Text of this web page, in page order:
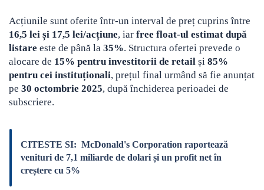
Acțiunile sunt oferite într-un interval de preț cuprins între
16,5 lei și 17,5 lei/acțiune, iar free float-ul estimat după
listare este de până la 35%. Structura ofertei prevede o
alocare de 15% pentru investitorii de retail și 85%
pentru cei instituționali, prețul final urmând să fie anunțat
pe 30 octombrie 2025, după închiderea perioadei de
subscriere.
CITESTE SI: McDonald's Corporation raportează
venituri de 7,1 miliarde de dolari și un profit net în
creștere cu 5%